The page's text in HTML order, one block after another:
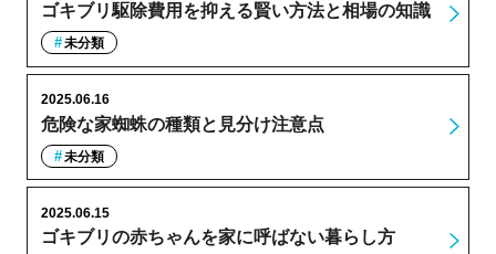
ゴキブリ駆除費用を抑える賢い方法と相場の知識
未分類
危険な家蜘蛛の種類と見分け注意点
2025.06.16
未分類
ゴキブリの赤ちゃんを家に呼ばない暮らし方
2025.06.15